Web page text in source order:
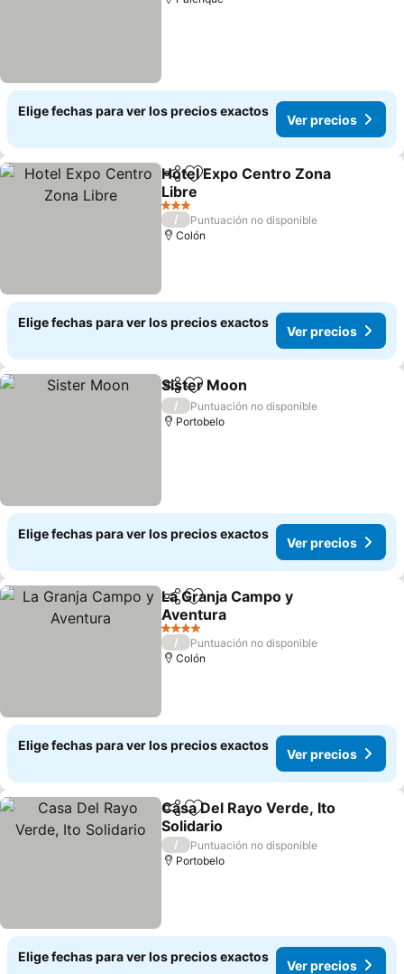
Elige fechas para ver los precios exactos
Ver precios
CompartirAgregar a favoritos
Hotel Expo Centro Zona
Libre
3 Estrellas
/
Puntuación no disponible
Colón
Elige fechas para ver los precios exactos
Ver precios
CompartirAgregar a favoritos
Sister Moon
/
Puntuación no disponible
Portobelo
Elige fechas para ver los precios exactos
Ver precios
CompartirAgregar a favoritos
La Granja Campo y
Aventura
4 Estrellas
/
Puntuación no disponible
Colón
Elige fechas para ver los precios exactos
Ver precios
CompartirAgregar a favoritos
Casa Del Rayo Verde, Ito
Solidario
/
Puntuación no disponible
Portobelo
Elige fechas para ver los precios exactos
Ver precios